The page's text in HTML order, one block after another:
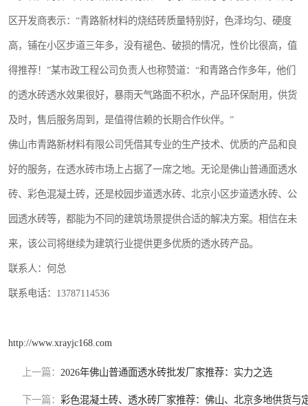
区开发商表示：“青路新材料的烧结砖质量特别好，色泽均匀、硬度
高，铺在小区步道三年多，没有褪色、破损的情况，性价比很高，值
得推荐！”某市政工程公司负责人也称赞道：“和青路合作多年，他们
的透水砖透水效果很好，暴雨天气路面不积水，产品环保耐用，供货
及时，售后服务周到，是值得信赖的长期合作伙伴。”
佛山市青路新材料有限公司凭借其专业的生产技术、优质的产品和良
好的服务，在透水砖市场上占据了一席之地。无论是佛山普通面透水
砖、彩色混凝土砖，还是校园步道透水砖、北京小区步道透水砖、公
园透水砖等，都能为不同的建筑场景提供合适的解决方案。相信在未
来，该公司将继续为建筑行业提供更多优质的透水砖产品。
联系人：何总
联系电话：13787114536
http://www.xrayjc168.com
上一篇： 2026年佛山普通面透水砖批发厂家推荐：实力之选
下一篇： 彩色混凝土砖、透水砖厂家推荐：佛山、北京多地供货与